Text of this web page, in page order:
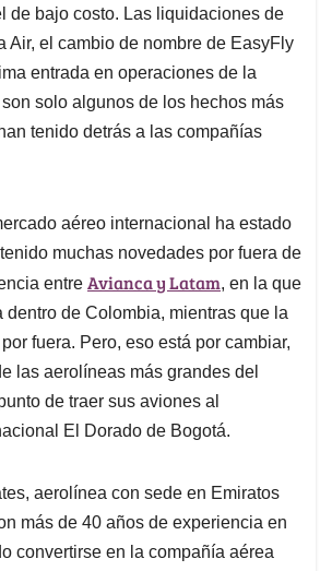
I
n
s
de bajo costo. Las liquidaciones de
Air, el cambio de nombre de EasyFly
entrada en operaciones de la
solo algunos de los hechos más
tenido detrás a las compañías
aéreo internacional ha estado
muchas novedades por fuera de
entre Avianca y Latam, en la que
dentro de Colombia, mientras que la
fuera. Pero, eso está por cambiar,
las aerolíneas más grandes del
de traer sus aviones al
El Dorado de Bogotá.
aerolínea con sede en Emiratos
más de 40 años de experiencia en
convertirse en la compañía aérea